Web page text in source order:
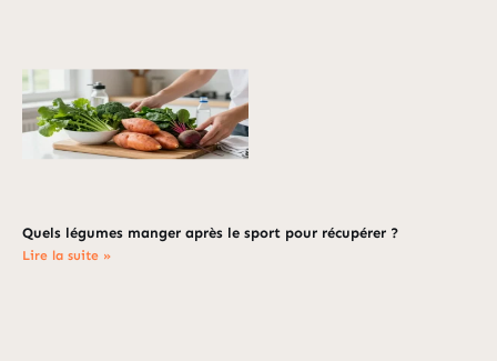
Quels légumes manger après le sport pour récupérer ?
Lire la suite »